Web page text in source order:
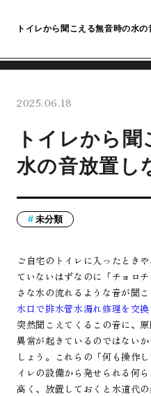
トイレから聞こえる無音時の水
2025.06.18
トイレから
水の音放置し
未分類
ご自宅のトイレに入ったとき
ていないはずなのに「チョロ
さな水の流れるような音が聞
水口で排水管水漏れ修理を交
突然聞こえてくるこの音に、
異常が起きているのではない
しょう。これらの「何も操作
イレの設備から発せられる何
高く、放置しておくと水道代